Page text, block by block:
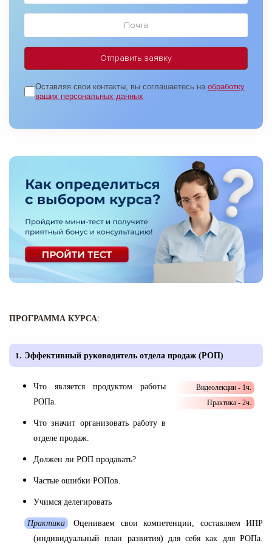
Оставляя свои контакты, вы соглашаетесь на обработку
ваших персональных данных
ПРОГРАММА КУРСА:
1. Эффективный руководитель отдела продаж (РОП)
Видеолекции - 1ч.
Практика - 2ч.
Что является продуктом работы
РОПа.
Что значит организовать работу в
отделе продаж.
Должен ли РОП продавать?
Частые ошибки РОПов.
Учимся делегировать
Практика
Оцениваем свои компетенции, составляем ИПР
(индивидуальный план развития) для себя как для РОПа.